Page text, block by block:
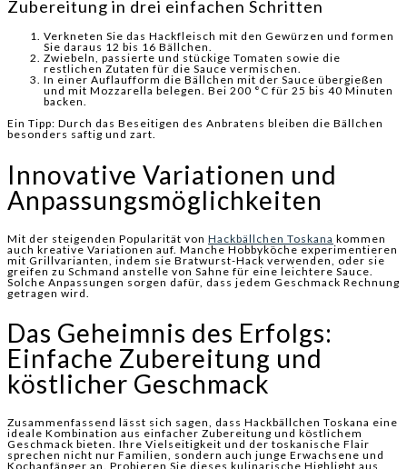
Zubereitung in drei einfachen Schritten
Verkneten Sie das Hackfleisch mit den Gewürzen und formen
Sie daraus 12 bis 16 Bällchen.
Zwiebeln, passierte und stückige Tomaten sowie die
restlichen Zutaten für die Sauce vermischen.
In einer Auflaufform die Bällchen mit der Sauce übergießen
und mit Mozzarella belegen. Bei 200 °C für 25 bis 40 Minuten
backen.
Ein Tipp: Durch das Beseitigen des Anbratens bleiben die Bällchen
besonders saftig und zart.
Innovative Variationen und
Anpassungsmöglichkeiten
Mit der steigenden Popularität von Hackbällchen Toskana kommen
auch kreative Variationen auf. Manche Hobbyköche experimentieren
mit Grillvarianten, indem sie Bratwurst-Hack verwenden, oder sie
greifen zu Schmand anstelle von Sahne für eine leichtere Sauce.
Solche Anpassungen sorgen dafür, dass jedem Geschmack Rechnung
getragen wird.
Das Geheimnis des Erfolgs:
Einfache Zubereitung und
köstlicher Geschmack
Zusammenfassend lässt sich sagen, dass Hackbällchen Toskana eine
ideale Kombination aus einfacher Zubereitung und köstlichem
Geschmack bieten. Ihre Vielseitigkeit und der toskanische Flair
sprechen nicht nur Familien, sondern auch junge Erwachsene und
Kochanfänger an. Probieren Sie dieses kulinarische Highlight aus